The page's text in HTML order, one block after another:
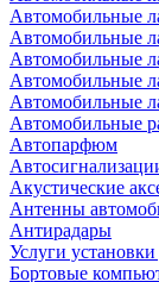
Автомобильные
Автомобильные
Автомобильные
Автомобильные
Автомобильные
Автомобильные
Автопарфюм
Акустические
Антенны
Антирадары
Услуги
Бортовые